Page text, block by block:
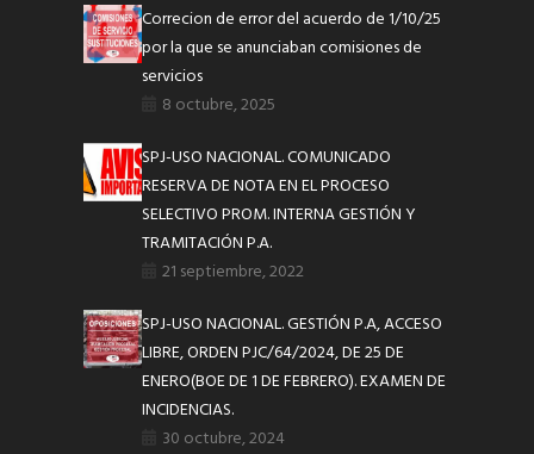
Correcion de error del acuerdo de 1/10/25
por la que se anunciaban comisiones de
servicios
8 octubre, 2025
SPJ-USO NACIONAL. COMUNICADO
RESERVA DE NOTA EN EL PROCESO
SELECTIVO PROM. INTERNA GESTIÓN Y
TRAMITACIÓN P.A.
21 septiembre, 2022
SPJ-USO NACIONAL. GESTIÓN P.A, ACCESO
LIBRE, ORDEN PJC/64/2024, DE 25 DE
ENERO(BOE DE 1 DE FEBRERO). EXAMEN DE
INCIDENCIAS.
30 octubre, 2024